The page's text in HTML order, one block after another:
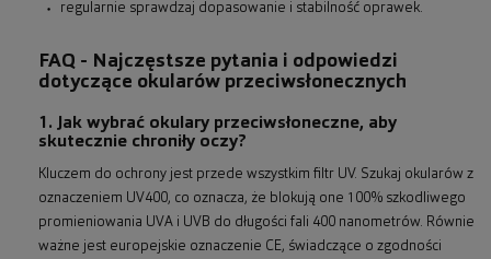
regularnie sprawdzaj dopasowanie i stabilność oprawek.
FAQ - Najczęstsze pytania i odpowiedzi
dotyczące okularów przeciwsłonecznych
1. Jak wybrać okulary przeciwsłoneczne, aby
skutecznie chroniły oczy?
Kluczem do ochrony jest przede wszystkim filtr UV. Szukaj okularów z
oznaczeniem UV400, co oznacza, że blokują one 100% szkodliwego
promieniowania UVA i UVB do długości fali 400 nanometrów. Równie
ważne jest europejskie oznaczenie CE, świadczące o zgodności